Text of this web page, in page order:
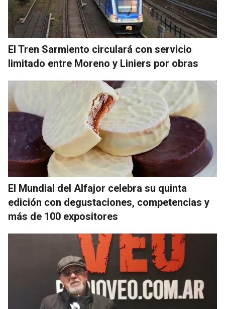
El Tren Sarmiento circulará con servicio
limitado entre Moreno y Liniers por obras
El Mundial del Alfajor celebra su quinta
edición con degustaciones, competencias y
más de 100 expositores